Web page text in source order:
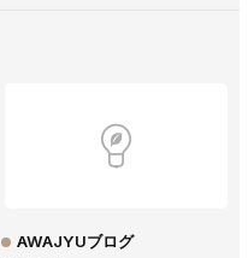
AWAJYUブログ